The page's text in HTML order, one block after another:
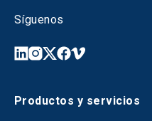
Síguenos
Productos y servicios